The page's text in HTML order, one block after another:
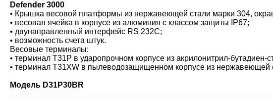
Defender 3000
• Крышка весовой платформы из нержавеющей стали марки 304,
• весовая ячейка в корпусе из алюминия с классом защиты IP67;
• двунаправленный интерфейс RS 232C;
• возможность счета штук.
Весовые терминалы:
• терминал T31P в ударопрочном корпусе из акрилонитрил-бутадиен-
• терминал T31XW в пылеводозащищенном корпусе из нержавеющей
Модель D31P30BR